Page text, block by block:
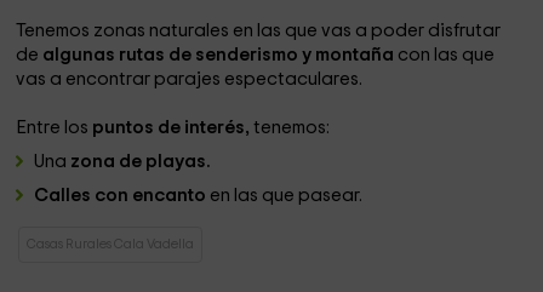
Tenemos zonas naturales en las que vas a poder disfrutar
de algunas rutas de senderismo y montaña con las que
vas a encontrar parajes espectaculares.
Entre los puntos de interés, tenemos:
Una zona de playas.
Calles con encanto en las que pasear.
Casas Rurales Cala Vadella